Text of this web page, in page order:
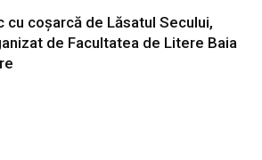
cu coșarcă de Lăsatul Secului,
de Facultatea de Litere Baia